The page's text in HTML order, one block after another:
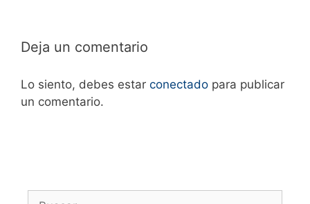
Deja un comentario
Lo siento, debes estar conectado para publicar
un comentario.